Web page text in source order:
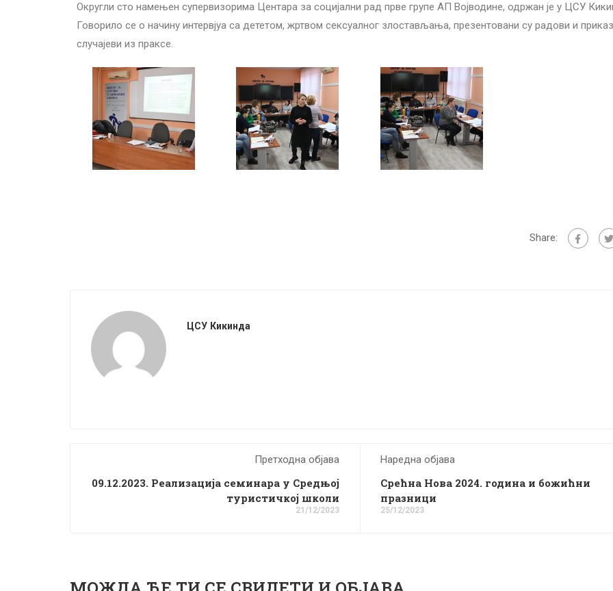
Округли сто намењен супервизорима Центара за социјални рад прве групе АП Војводине, одржан је у ЦСУ
Говорило се о начину интервјуа са дететом, жртвом сексуалног злостављања, презентовани су радови и
случајеви из праксе.
Share:
ЦСУ Кикинда
Претходна објава
09.12.2023. Реализација семинара у Средњој
туристичкој школи
21/12/2023
Наредна објава
Срећна Нова 2024. година и божићни
празници
25/12/2023